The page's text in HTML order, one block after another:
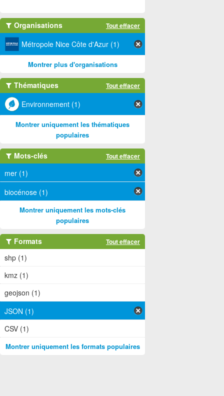
Organisations Tout effacer
Métropole Nice Côte d'Azur (1)
Montrer plus d'organisations
Thématiques Tout effacer
Environnement (1)
Montrer uniquement les thématiques
populaires
Mots-clés Tout effacer
mer (1)
biocénose (1)
Montrer uniquement les mots-clés
populaires
Formats Tout effacer
shp (1)
kmz (1)
geojson (1)
JSON (1)
CSV (1)
Montrer uniquement les formats populaires